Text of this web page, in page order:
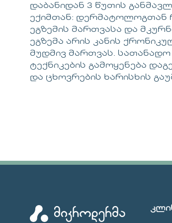
დაბანიდან 3 წუთის
ექიმთან: დერმატოლოგთან
ეგზემის მართვასა და
ეგზემა არის კანის
მუდმივ მართვას.
ტექნიკების გამოყენება
და ცხოვრების ხარისხის